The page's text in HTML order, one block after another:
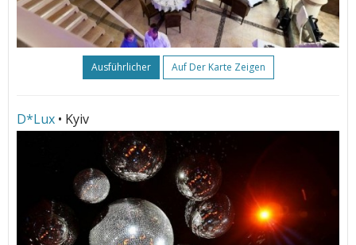
Ausführlicher Auf Der Karte Zeigen
D*Lux • Kyiv